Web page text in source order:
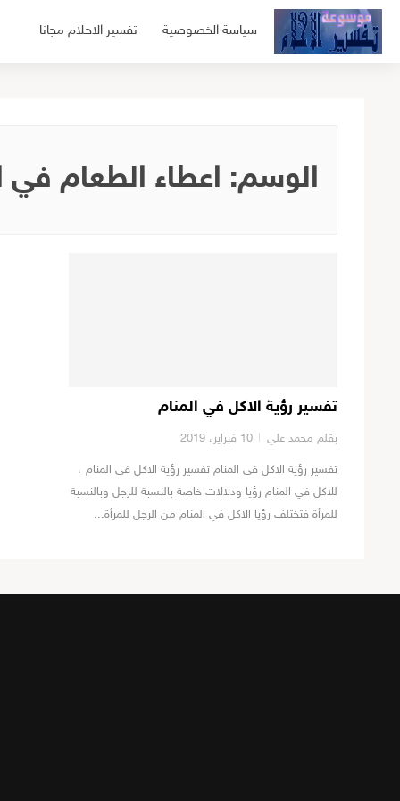
التجاوز
سياسة الخصوصية تفسير الاحلام مجانا
الوسم: اعطاء الطعام في
تفسير رؤية الاكل في المنام
بقلم محمد علي 10 فبراير، 2019
تفسير رؤية الاكل في المنام تفسير رؤية الاكل في المنام ،
للاكل في المنام رؤيا ودلالات خاصة بالنسبة للرجل وبالنسبة
للمرأة فتختلف رؤيا الاكل في المنام من الرجل للمرأة...